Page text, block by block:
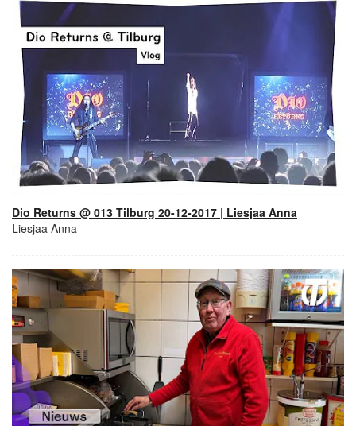
Dio Returns @ 013 Tilburg 20-12-2017 | Liesjaa Anna
Liesjaa Anna